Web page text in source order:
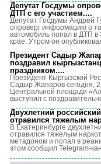
Депутат Госдумы
ДТП с его участием....
Депутат Госдумы Андрей
опроверг информацию о
автомобиль попал в ДТП в
крае. Утром он опубликовал
Президент Садыр
поздравил
праздником....
Президент Кыргызской
Садыр Жапаров сегодня,
Центральной площади
выступил с
Двухлетний
отравился тяжелым
В Екатеринбурге
отравился тяжелым
метадоном и попал в
этом сообщил Telegram-